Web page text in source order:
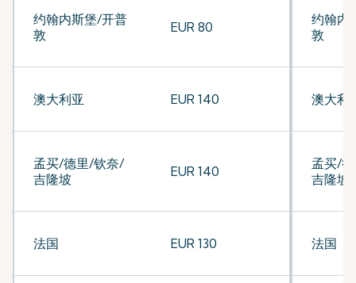
约翰内斯堡/开普
敦
EUR 80
澳大利亚 EUR 140
孟买/德里/钦奈/
吉隆坡
EUR 140
法国 EUR 130
约翰内
敦
澳大利
孟买/
吉隆坡
法国